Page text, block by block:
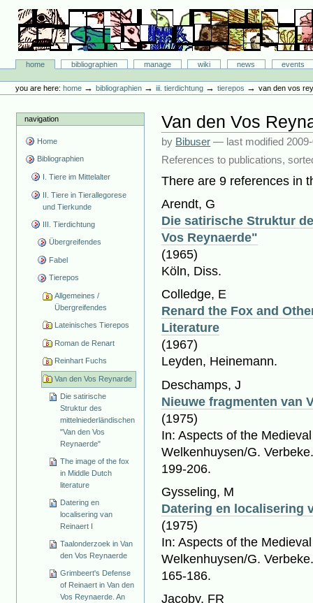
content.
navigation
Bibliographie-Portal
Sectionshome bibliographien manage wiki news
events
tools
you are here: home →bibliographien →iii. tierdichtung →tierepos →van den vos
navigation
Home
Bibliographien
I. Tiere im Mittelalter
II. Tiere in Tierallegorese
und Tierkunde
III. Tierdichtung
Übergreifendes
Fabel
Tierepos
Allgemeines /
Übergreifendes
Lateinisches Tierepos
Roman de Renart
Reinhart Fuchs
Van den Vos Reynarde
Die satirische
Struktur des
mittelniederländischen
"Van den Vos
Reynaerde"
The image of the fox
in Middle Dutch
literature
Datering en
localisering van
Reinaert I
Taalonderzoek in Van
den Vos Reynaerde
Grimbeert's Defense
of Reinaert in Van den
Vos Reynaerde. An
Van den Vos
by Bibuser — last modified
References to publications,
There are 9 references in
Arendt, G
Die satirische Struktur
Vos Reynaerde"
(1965)
Köln, Diss.
Colledge, E
Renard the Fox and
Literature
(1967)
Leyden, Heinemann.
Deschamps, J
Nieuwe fragmenten van
(1975)
In: Aspects of the
Welkenhuysen/G.
199-206.
Gysseling, M
Datering en localisering
(1975)
In: Aspects of the
Welkenhuysen/G.
165-186.
Jacoby, FR